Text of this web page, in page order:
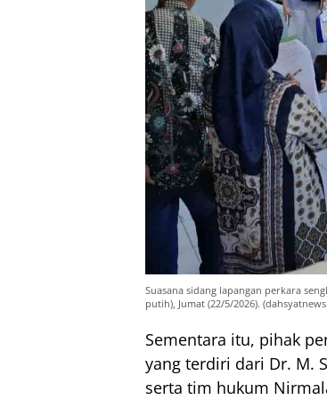
Suasana sidang lapangan perkara
putih), Jumat (22/5/2026).
Sementara itu, pihak
yang terdiri dari Dr. M.
serta tim hukum